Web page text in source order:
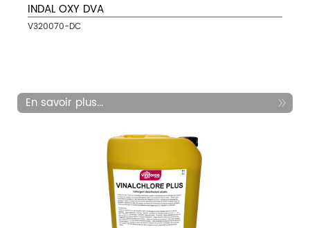
INDAL OXY DVA
V320070-DC
En savoir plus...